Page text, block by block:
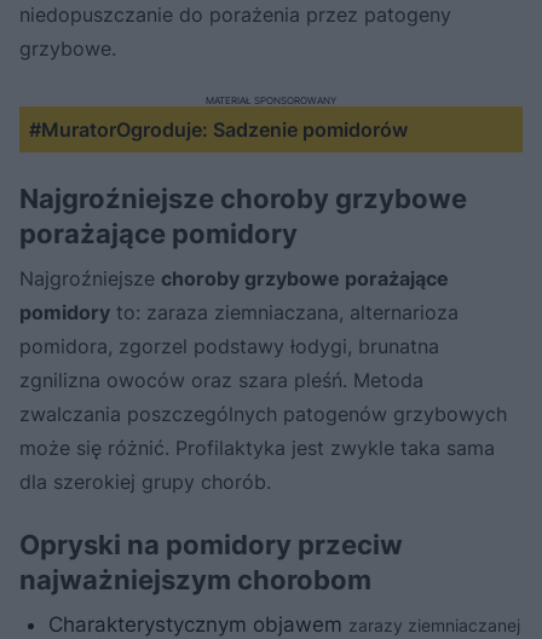
niedopuszczanie do porażenia przez patogeny
grzybowe.
#MuratorOgroduje: Sadzenie pomidorów
MATERIAŁ SPONSOROWANY
Najgroźniejsze choroby grzybowe
porażające pomidory
Najgroźniejsze choroby grzybowe porażające
pomidory to: zaraza ziemniaczana, alternarioza
pomidora, zgorzel podstawy łodygi, brunatna
zgnilizna owoców oraz szara pleśń. Metoda
zwalczania poszczególnych patogenów grzybowych
może się różnić. Profilaktyka jest zwykle taka sama
dla szerokiej grupy chorób.
Opryski na pomidory przeciw
najważniejszym chorobom
Charakterystycznym objawem zarazy ziemniaczanej